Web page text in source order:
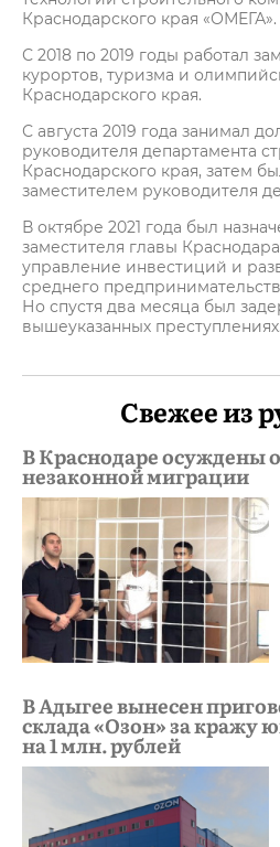
Краснодарского края «ОМЕГА».
С 2018 по 2019 годы работал
курортов, туризма и
Краснодарского края.
С августа 2019 года занимал
руководителя департамента
Краснодарского края, затем
заместителем руководителя
В октябре 2021 года был
заместителя главы
управление инвестиций и
среднего
Но спустя два месяца был
вышеуказанных преступлениях.
Свежее из
В Краснодаре осуждены
незаконной миграции
В Адыгее вынесен
склада «Озон» за кражу
на 1 млн. рублей